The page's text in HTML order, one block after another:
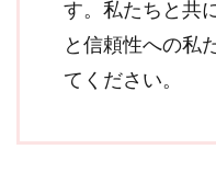
す。私たちと共
と信頼性への私
てください。